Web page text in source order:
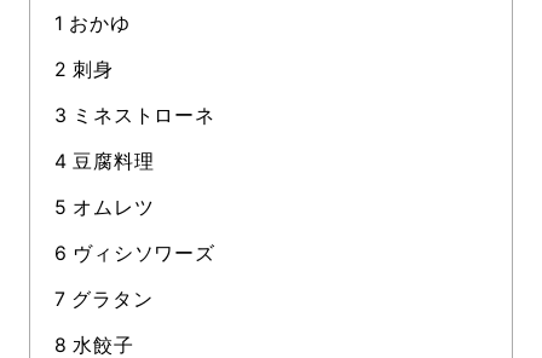
1 おかゆ
2 刺身
3 ミネストローネ
4 豆腐料理
5 オムレツ
6 ヴィシソワーズ
7 グラタン
8 水餃子